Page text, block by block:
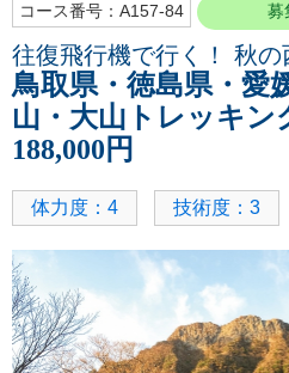
コース番号：A157-84 募
往復飛行機で行く！ 秋の
鳥取県・徳島県・
山・大山トレッキ
188,000円
体力度：4 技術度：3